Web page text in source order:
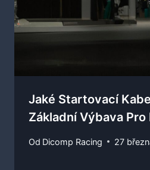
Jaké Startovací
Základní Výbava Pro
Od Dicomp Racing 27